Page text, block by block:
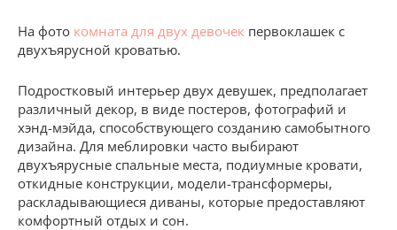
На фото комната для двух девочек первоклашек с
двухъярусной кроватью.
Подростковый интерьер двух девушек, предполагает
различный декор, в виде постеров, фотографий и
хэнд-мэйда, способствующего созданию самобытного
дизайна. Для меблировки часто выбирают
двухъярусные спальные места, подиумные кровати,
откидные конструкции, модели-трансформеры,
раскладывающиеся диваны, которые предоставляют
комфортный отдых и сон.